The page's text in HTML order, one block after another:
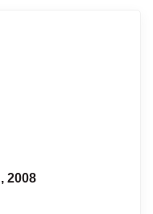
2008